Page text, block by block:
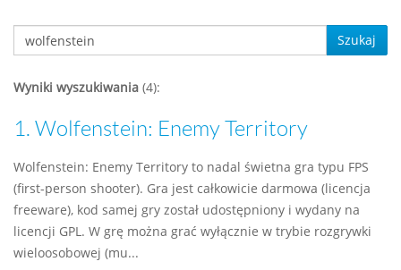
Szukaj
Wyniki wyszukiwania (4):
1. Wolfenstein: Enemy Territory
Wolfenstein: Enemy Territory to nadal świetna gra typu FPS
(first-person shooter). Gra jest całkowicie darmowa (licencja
freeware), kod samej gry został udostępniony i wydany na
licencji GPL. W grę można grać wyłącznie w trybie rozgrywki
wieloosobowej (mu...